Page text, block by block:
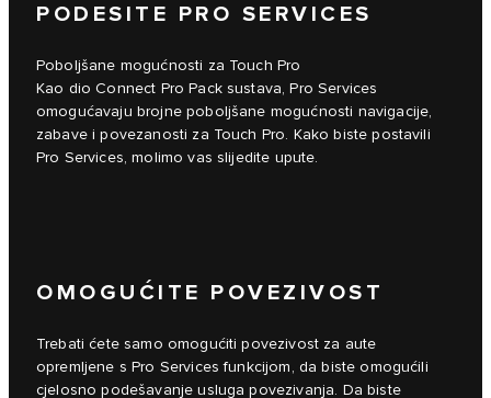
PODESITE PRO SERVICES
Poboljšane mogućnosti za Touch Pro
Kao dio Connect Pro Pack sustava, Pro Services
omogućavaju brojne poboljšane mogućnosti navigacije,
zabave i povezanosti za Touch Pro. Kako biste postavili
Pro Services, molimo vas slijedite upute.
OMOGUĆITE POVEZIVOST
Trebati ćete samo omogućiti povezivost za aute
opremljene s Pro Services funkcijom, da biste omogućili
cjelosno podešavanje usluga povezivanja. Da biste